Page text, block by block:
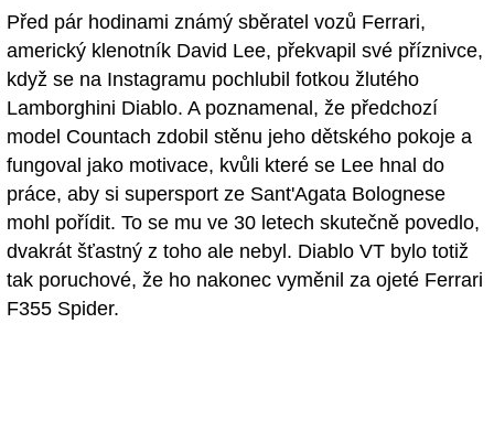
Před pár hodinami známý sběratel vozů Ferrari,
americký klenotník David Lee, překvapil své příznivce,
když se na Instagramu pochlubil fotkou žlutého
Lamborghini Diablo. A poznamenal, že předchozí
model Countach zdobil stěnu jeho dětského pokoje a
fungoval jako motivace, kvůli které se Lee hnal do
práce, aby si supersport ze Sant'Agata Bolognese
mohl pořídit. To se mu ve 30 letech skutečně povedlo,
dvakrát šťastný z toho ale nebyl. Diablo VT bylo totiž
tak poruchové, že ho nakonec vyměnil za ojeté Ferrari
F355 Spider.